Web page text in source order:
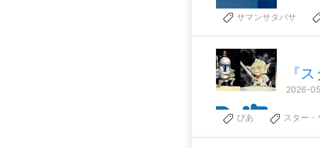
サマンサタバサ
『
2026-
ぴあ スター